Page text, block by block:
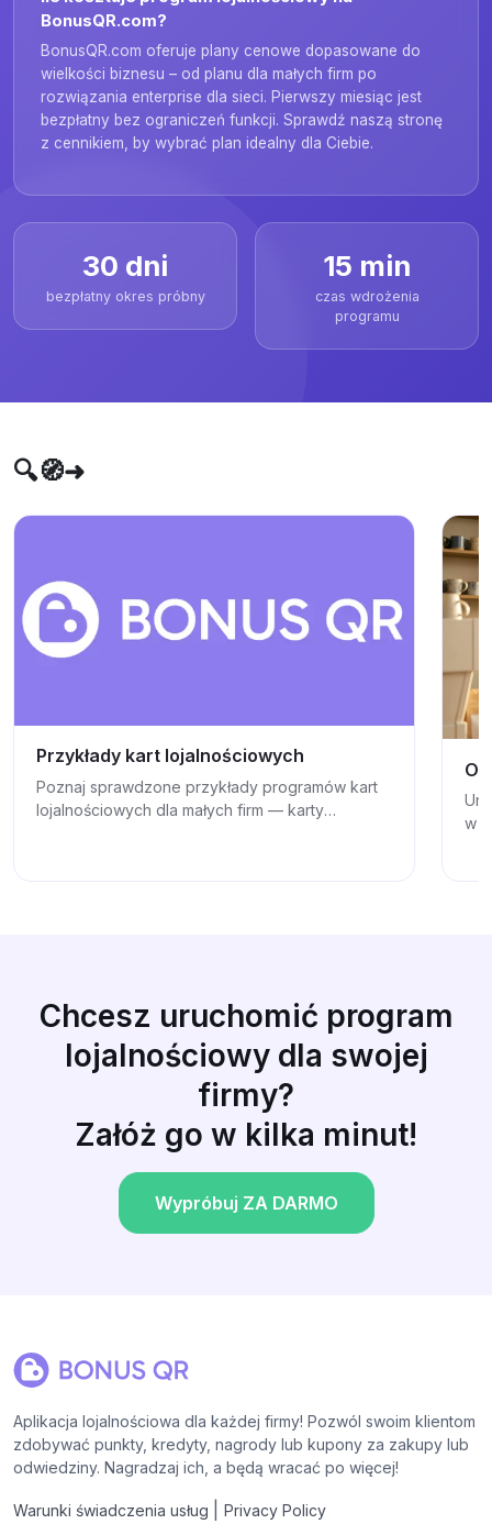
BonusQR.com?
BonusQR.com oferuje plany cenowe dopasowane do
wielkości biznesu – od planu dla małych firm po
rozwiązania enterprise dla sieci. Pierwszy miesiąc jest
bezpłatny bez ograniczeń funkcji. Sprawdź naszą stronę
z cennikiem, by wybrać plan idealny dla Ciebie.
30 dni
bezpłatny okres próbny
15 min
czas wdrożenia
programu
🔍🧭➜
Przykłady kart lojalnościowych
Poznaj sprawdzone przykłady programów kart
lojalnościowych dla małych firm — karty
w
Chcesz uruchomić program
lojalnościowy dla swojej
firmy?
Załóż go w kilka minut!
Wypróbuj ZA DARMO
Aplikacja lojalnościowa dla każdej firmy! Pozwól swoim klientom
zdobywać punkty, kredyty, nagrody lub kupony za zakupy lub
odwiedziny. Nagradzaj ich, a będą wracać po więcej!
Warunki świadczenia usług Privacy Policy